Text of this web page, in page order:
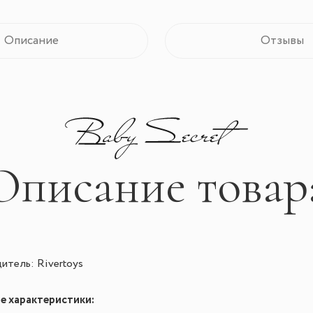
Описание Отзывы
Rivertoys
характеристики: